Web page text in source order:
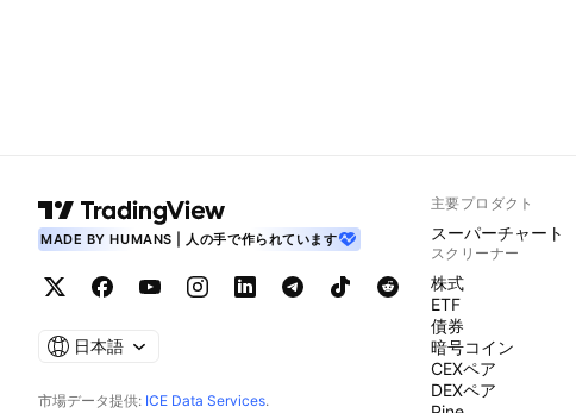
MADE BY HUMANS | 人の手で作られています
日本語
市場データ提供: ICE Data Services.
主要プロダクト
スーパーチャート
スクリーナー
株式
ETF
債券
暗号コイン
CEXペア
DEXペア